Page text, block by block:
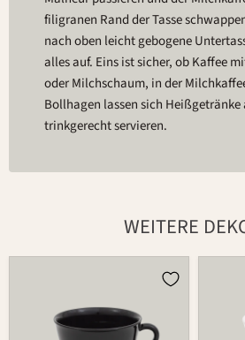
filigranen Rand der Tasse
nach oben leicht gebogene
alles auf. Eins ist sicher, ob Kaffee
oder Milchschaum, in der
Bollhagen lassen sich Heißgetränke
trinkgerecht servieren.
WEITERE